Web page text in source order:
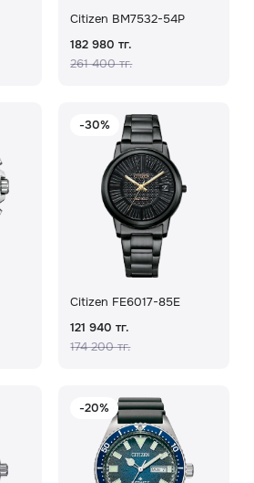
Citizen BM7532-54P
182 980 тг.
261 400 тг.
-30%
Citizen FE6017-85E
121 940 тг.
174 200 тг.
-20%